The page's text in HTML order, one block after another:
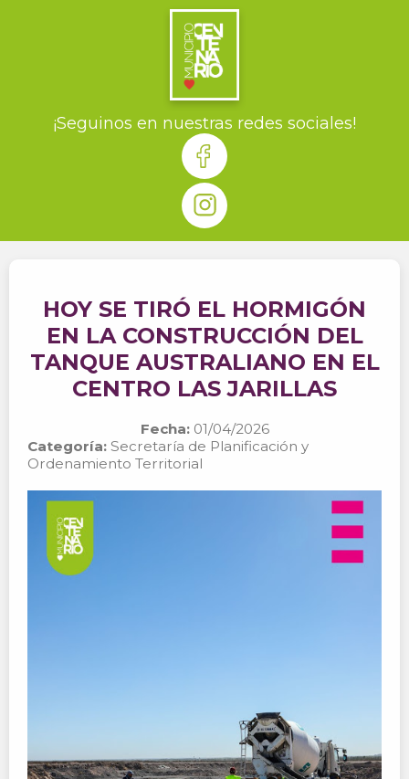
¡Seguinos en nuestras redes sociales!
HOY SE TIRÓ EL HORMIGÓN
EN LA CONSTRUCCIÓN DEL
TANQUE AUSTRALIANO EN EL
CENTRO LAS JARILLAS
Fecha:01/04/2026
Categoría: Secretaría de Planificación y
Ordenamiento Territorial